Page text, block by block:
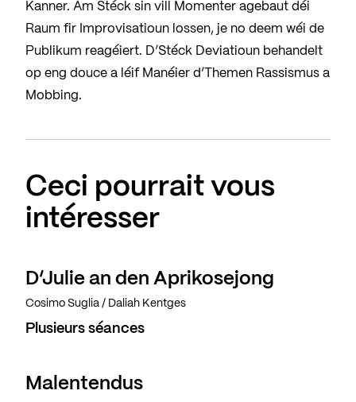
Kanner. Am Stéck sin vill Momenter agebaut déi
Raum fir Improvisatioun lossen, je no deem wéi de
Publikum reagéiert. D’Stéck Deviatioun behandelt
op eng douce a léif Manéier d’Themen Rassismus a
Mobbing.
Ceci pourrait vous
intéresser
D’Julie an den Aprikosejong
Cosimo Suglia / Daliah Kentges
Plusieurs séances
Malentendus